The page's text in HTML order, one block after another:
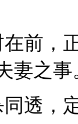
，正
妻之事
透，